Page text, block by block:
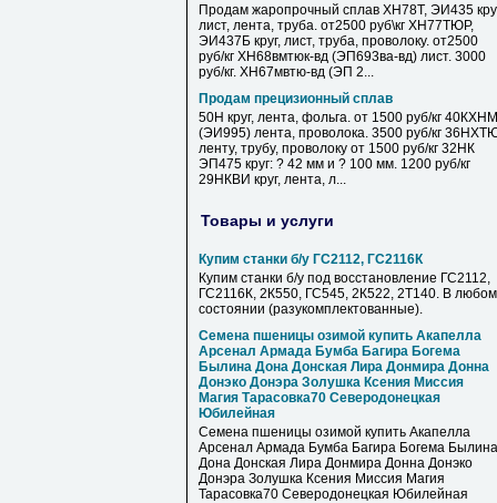
Продам жаропрочный сплав ХН78Т, ЭИ435
лист, лента, труба. от2500 руб\кг ХН77ТЮР,
ЭИ437Б круг, лист, труба, проволоку. от2500
руб/кг ХН68вмтюк-вд (ЭП693ва-вд) лист. 3000
руб/кг. ХН67мвтю-вд (ЭП 2...
Продам прецизионный сплав
50Н круг, лента, фольга. от 1500 руб/кг 40КХНМ
(ЭИ995) лента, проволока. 3500 руб/кг
ленту, трубу, проволоку от 1500 руб/кг 32НК
ЭП475 круг: ? 42 мм и ? 100 мм. 1200 руб/кг
29НКВИ круг, лента, л...
Товары и услуги
Купим станки б/у ГС2112, ГС2116К
Купим станки б/у под восстановление ГС2112,
ГС2116К, 2К550, ГС545, 2К522, 2Т140. В любом
состоянии (разукомплектованные).
Семена пшеницы озимой купить Акапелла
Арсенал Армада Бумба Багира Богема
Былина Дона Донская Лира Донмира Донна
Донэко Донэра Золушка Ксения Миссия
Магия Тарасовка70 Северодонецкая
Юбилейная
Семена пшеницы озимой купить Акапелла
Арсенал Армада Бумба Багира Богема Былина
Дона Донская Лира Донмира Донна Донэко
Донэра Золушка Ксения Миссия Магия
Тарасовка70 Северодонецкая Юбилейная